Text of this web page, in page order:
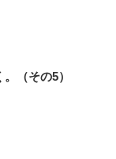
（その5）